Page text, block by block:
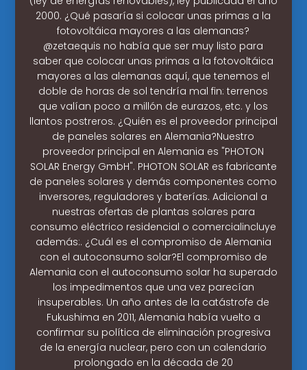
2000. ¿Qué pasaría si colocar unas primas a la
fotovoltáica mayores a las alemanas?
@zetaequis no había que ser muy listo para
saber que colocar unas primas a la fotovoltáica
mayores a las alemanas aquí, que tenemos el
doble de horas de sol tendría mal fin: terrenos
que valían poco a millón de eurazos, etc. y los
llantos postreros. ¿Quién es el proveedor principal
de paneles solares en Alemania?Nuestro
proveedor principal en Alemania es "PHOTON
SOLAR Energy GmbH". PHOTON SOLAR es fabricante
de paneles solares y demás componentes como
inversores, reguladores y baterías. Adicional a
nuestras ofertas de plantas solares para
consumo eléctrico residencial o comercialincluye
además:. ¿Cuál es el compromiso de Alemania
con el autoconsumo solar?El compromiso de
Alemania con el autoconsumo solar ha superado
los impedimentos que una vez parecían
insuperables. Un año antes de la catástrofe de
Fukushima en 2011, Alemania había vuelto a
confirmar su política de eliminación progresiva
de la energía nuclear, pero con un calendario
prolongado en la década de 20